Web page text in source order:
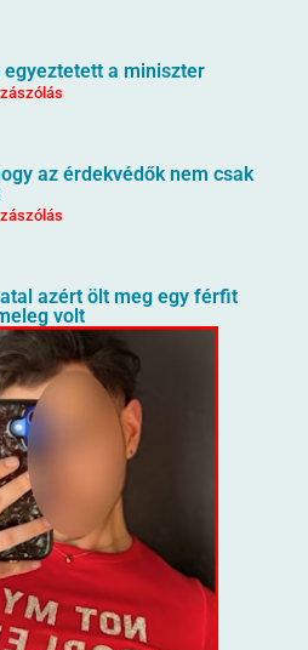
a miniszter
az érdekvédők nem csak
azért ölt meg egy férfit
volt